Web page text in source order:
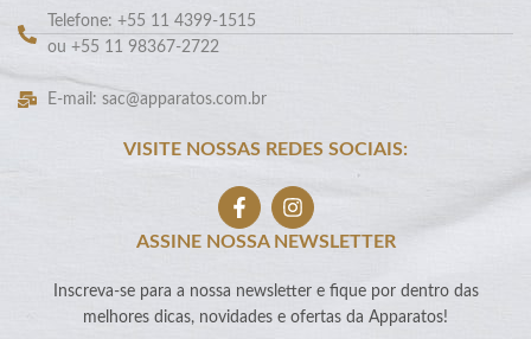
Telefone: +55 11 4399-1515
ou +55 11 98367-2722
E-mail: sac@apparatos.com.br
VISITE NOSSAS REDES SOCIAIS:
ASSINE NOSSA NEWSLETTER
Inscreva-se para a nossa newsletter e fique por dentro das
melhores dicas, novidades e ofertas da Apparatos!